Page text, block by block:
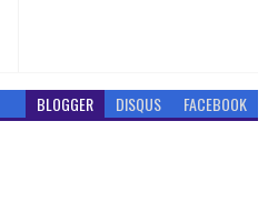
BLOGGER DISQUS FACEBOOK